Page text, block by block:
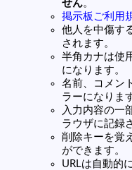
せん。
掲示板ご利用
他人を中傷す
されます。
半角カナは使
になります。
名前、コメン
ラーになりま
入力内容の一
ラウザに記録
削除キーを覚
ができます。
URLは自動的